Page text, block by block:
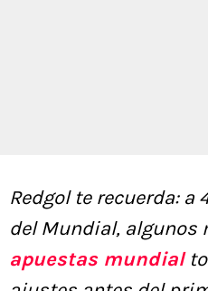
Redgol te recuerda:
del Mundial, algunos
apuestas mundial